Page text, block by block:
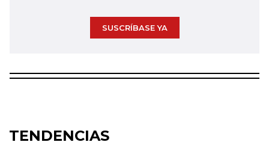
SUSCRÍBASE YA
TENDENCIAS